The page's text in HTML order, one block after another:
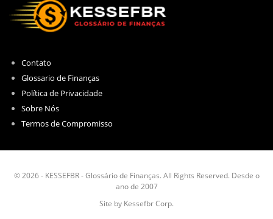
Contato
Glossario de Finanças
Política de Privacidade
Sobre Nós
Termos de Compromisso
© 2026 - KESSEFBR - Glossário de Finanças. All Rights Reserved. Desde o
ano de 2007
Site by Kessefbr Corp.